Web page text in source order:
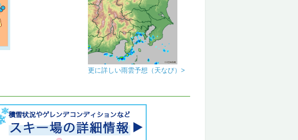
更に詳しい雨雲予想（天なび）>